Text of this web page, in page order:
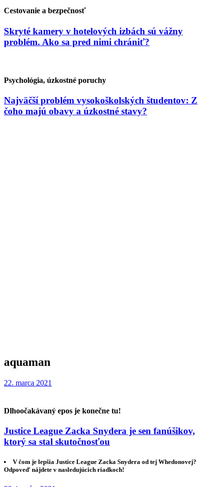
Cestovanie a bezpečnosť
Skryté kamery v hotelových izbách sú vážny
problém. Ako sa pred nimi chrániť?
Psychológia, úzkostné poruchy
Najväčší problém vysokoškolských študentov: Z
čoho majú obavy a úzkostné stavy?
aquaman
22. marca 2021
Dlhoočakávaný epos je konečne tu!
Justice League Zacka Snydera je sen fanúšikov,
ktorý sa stal skutočnosťou
V čom je lepšia Justice League Zacka Snydera od tej Whedonovej?
Odpoveď nájdete v nasledujúcich riadkoch!